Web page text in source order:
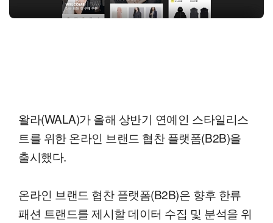
왈라(WALA)가 올해 상반기 연예인 스타일리스
트를 위한 온라인 브랜드 협찬 플랫폼(B2B)을
출시했다.
온라인 브랜드 협찬 플랫폼(B2B)은 향후 한류
패션 트랜드를 제시할 데이터 수집 및 분석을 위